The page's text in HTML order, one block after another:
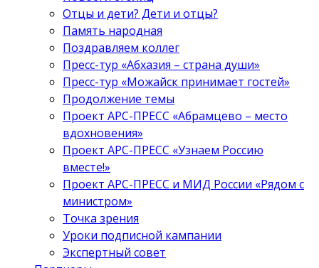
Отцы и дети? Дети и отцы?
Память народная
Поздравляем коллег
Пресс-тур «Абхазия – страна души»
Пресс-тур «Можайск принимает гостей»
Продолжение темы
Проект АРС-ПРЕСС «Абрамцево – место
вдохновения»
Проект АРС-ПРЕСС «Узнаем Россию
вместе!»
Проект АРС-ПРЕСС и МИД России «Рядом с
министром»
Точка зрения
Уроки подписной кампании
Экспертный совет